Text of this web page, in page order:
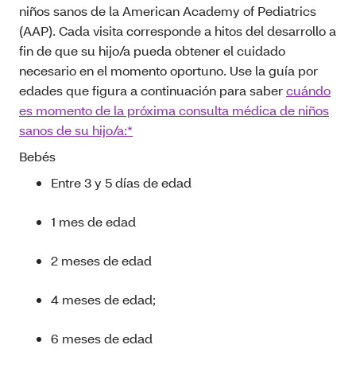
niños sanos de la American Academy of Pediatrics
(AAP). Cada visita corresponde a hitos del desarrollo a
fin de que su hijo/a pueda obtener el cuidado
necesario en el momento oportuno. Use la guía por
edades que figura a continuación para sabercuándo
es momento de la próxima consulta médica de niños
sanos de su hijo/a:*
Bebés
Entre 3 y 5 días de edad
1 mes de edad
2 meses de edad
4 meses de edad;
6 meses de edad